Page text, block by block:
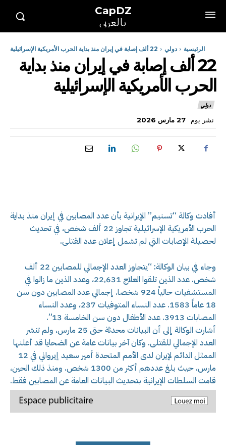
CapDZ
بالعربي
الرئيسية دولي 22 ألف إصابة في إيران منذ بداية الحرب الأمريكية الإسرائيلية
22 ألف إصابة في إيران منذ بداية
الحرب الأمريكية الإسرائيلية
دولي
نشر يوم 27 مارس 2026
أفادت وكالة “تسنيم” الإيرانية بأن عدد المصابين في إيران منذ بداية
الحرب الأمريكية الإسرائيلية تجاوز 22 ألف شخص، في تحديث
لحصيلة الإصابات التي لم تشمل إعلان عدد القتلى.
وجاء في بيان الوكالة: “يتجاوز العدد الإجمالي للمصابين 22 ألف
شخص. عدد الذين تلقوا العلاج 22,631، وعدد الذين ما زالوا في
المستشفيات حالياً 924 شخصا. إجمالي عدد المصابين دون سن
18 عاماً 1583. عدد النساء المتوفيات 237، وعدد النساء
المصابات 3913. عدد الأطفال دون سن الخامسة 13”.
أشارت الوكالة إلى أن البيانات محدثة حتى 25 مارس، ولم تنشر
العدد الإجمالي للقتلى. وكان آخر بيانات عامة عن الضحايا قد أعلنها
الممثل الدائم لإيران لدى الأمم المتحدة أمير سعيد إيرواني في 12
مارس، حيث بلغ عددهم أكثر من 1300 شخص. ومنذ ذلك الحين،
قامت السلطات الإيرانية بتحديث البيانات العامة عن المصابين فقط.